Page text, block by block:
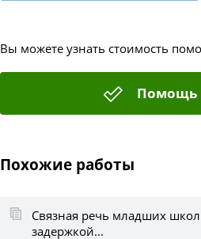
Вы можете узнать стоимость
Помощь
Похожие работы
Связная речь младших
задержкой...